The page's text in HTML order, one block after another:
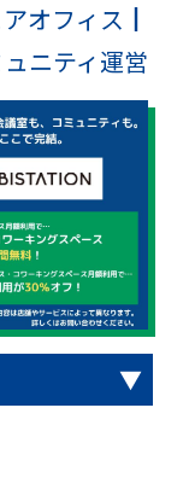
オフィス┃
ニティ運営